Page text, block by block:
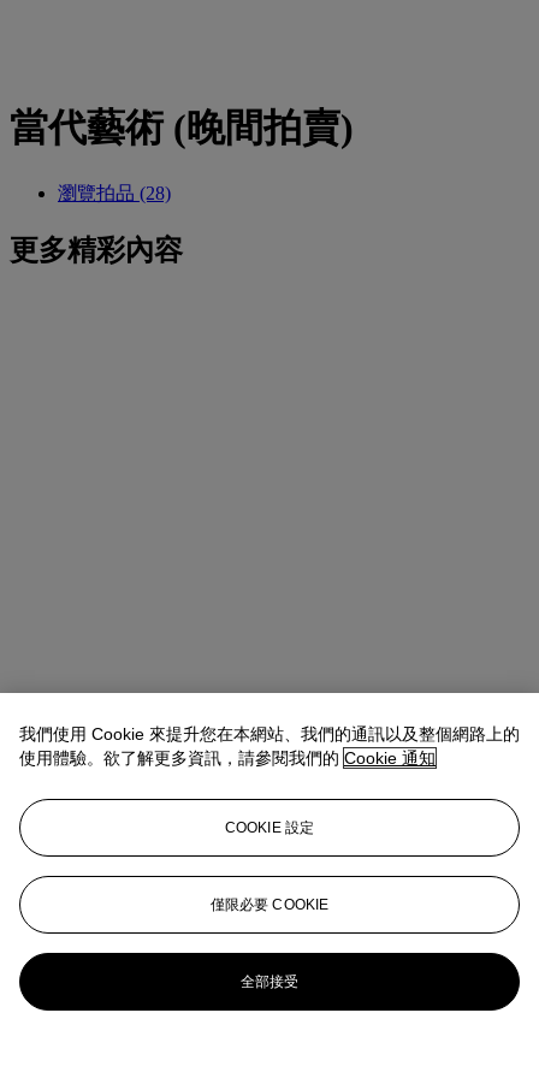
當代藝術 (晚間拍賣)
瀏覽拍品 (28)
更多精彩內容
我們使用 Cookie 來提升您在本網站、我們的通訊以及整個網路上的
使用體驗。欲了解更多資訊，請參閱我們的 Cookie 通知
COOKIE 設定
僅限必要 COOKIE
全部接受